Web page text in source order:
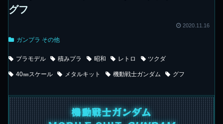
グフ
2020.11.16
ガンプラ その他
プラモデル 積みプラ 昭和 レトロ ツクダ
40㎜スケール メタルキット 機動戦士ガンダム グフ
機動戦士ガンダム